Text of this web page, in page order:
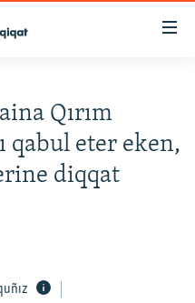
Qırım
qabul eter eken,
diqqat